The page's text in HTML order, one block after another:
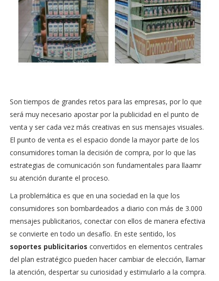
Son tiempos de grandes retos para las empresas, por lo que
será muy necesario apostar por la publicidad en el punto de
venta y ser cada vez más creativas en sus mensajes visuales.
El punto de venta es el espacio donde la mayor parte de los
consumidores toman la decisión de compra, por lo que las
estrategias de comunicación son fundamentales para llaamr
su atención durante el proceso.
La problemática es que en una sociedad en la que los
consumidores son bombardeados a diario con más de 3.000
mensajes publicitarios, conectar con ellos de manera efectiva
se convierte en todo un desafío. En este sentido, los
soportes publicitarios convertidos en elementos centrales
del plan estratégico pueden hacer cambiar de elección, llamar
la atención, despertar su curiosidad y estimularlo a la compra.